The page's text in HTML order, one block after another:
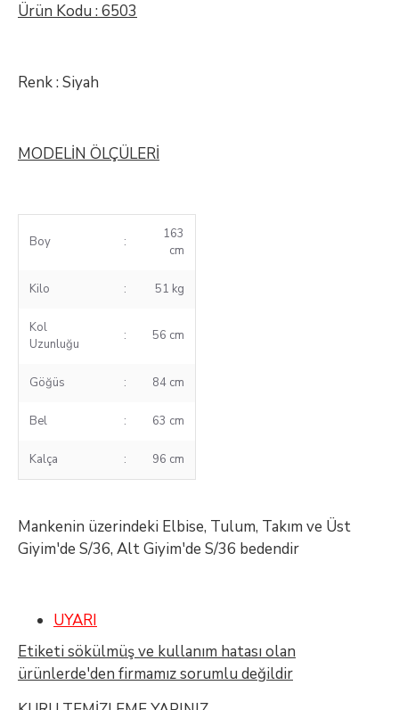
Ürün Kodu : 6503
Renk : Siyah
MODELİN ÖLÇÜLERİ
Boy :
163
cm
Kilo : 51 kg
Kol
Uzunluğu
: 56 cm
Göğüs : 84 cm
Bel : 63 cm
Kalça : 96 cm
Mankenin üzerindeki Elbise, Tulum, Takım ve Üst
Giyim'de S/36, Alt Giyim'de S/36 bedendir
UYARI
Etiketi sökülmüş ve kullanım hatası olan
ürünlerde'den firmamız sorumlu değildir